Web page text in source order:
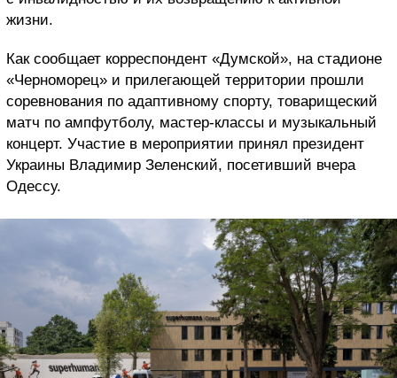
жизни.
Как сообщает корреспондент «Думской», на стадионе
«Черноморец» и прилегающей территории прошли
соревнования по адаптивному спорту, товарищеский
матч по ампфутболу, мастер-классы и музыкальный
концерт. Участие в мероприятии принял президент
Украины Владимир Зеленский, посетивший вчера
Одессу.